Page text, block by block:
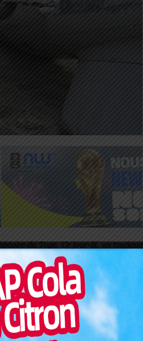
du Togo. Ce jour-là, un tragique
Sarakawa, située dans le nord de la
d’un Douglas C-47 Skytrain, assurant
plusieurs personnalitéspolitiques
Gnassingbé Eyadéma, demeurent
le président soit sorti indemne de